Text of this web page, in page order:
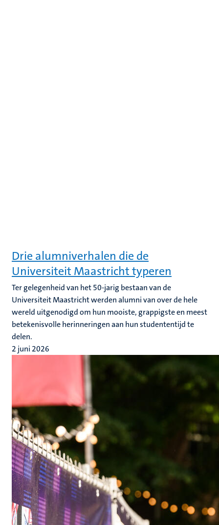
Drie alumniverhalen die de
Universiteit Maastricht typeren
Ter gelegenheid van het 50-jarig bestaan van de
Universiteit Maastricht werden alumni van over de hele
wereld uitgenodigd om hun mooiste, grappigste en meest
betekenisvolle herinneringen aan hun studententijd te
delen.
2 juni 2026